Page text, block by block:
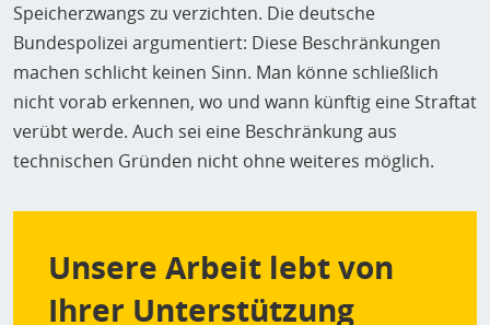
Speicherzwangs zu verzichten. Die deutsche
Bundespolizei argumentiert: Diese Beschränkungen
machen schlicht keinen Sinn. Man könne schließlich
nicht vorab erkennen, wo und wann künftig eine Straftat
verübt werde. Auch sei eine Beschränkung aus
technischen Gründen nicht ohne weiteres möglich.
Unsere Arbeit lebt von
Ihrer Unterstützung